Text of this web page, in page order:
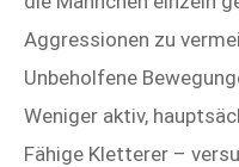
Aggressionen zu
Unbeholfene
Weniger aktiv,
Fähige Kletterer –